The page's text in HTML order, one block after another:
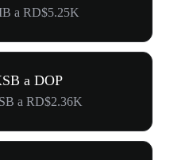
a RD$5.25K
a DOP
a RD$2.36K